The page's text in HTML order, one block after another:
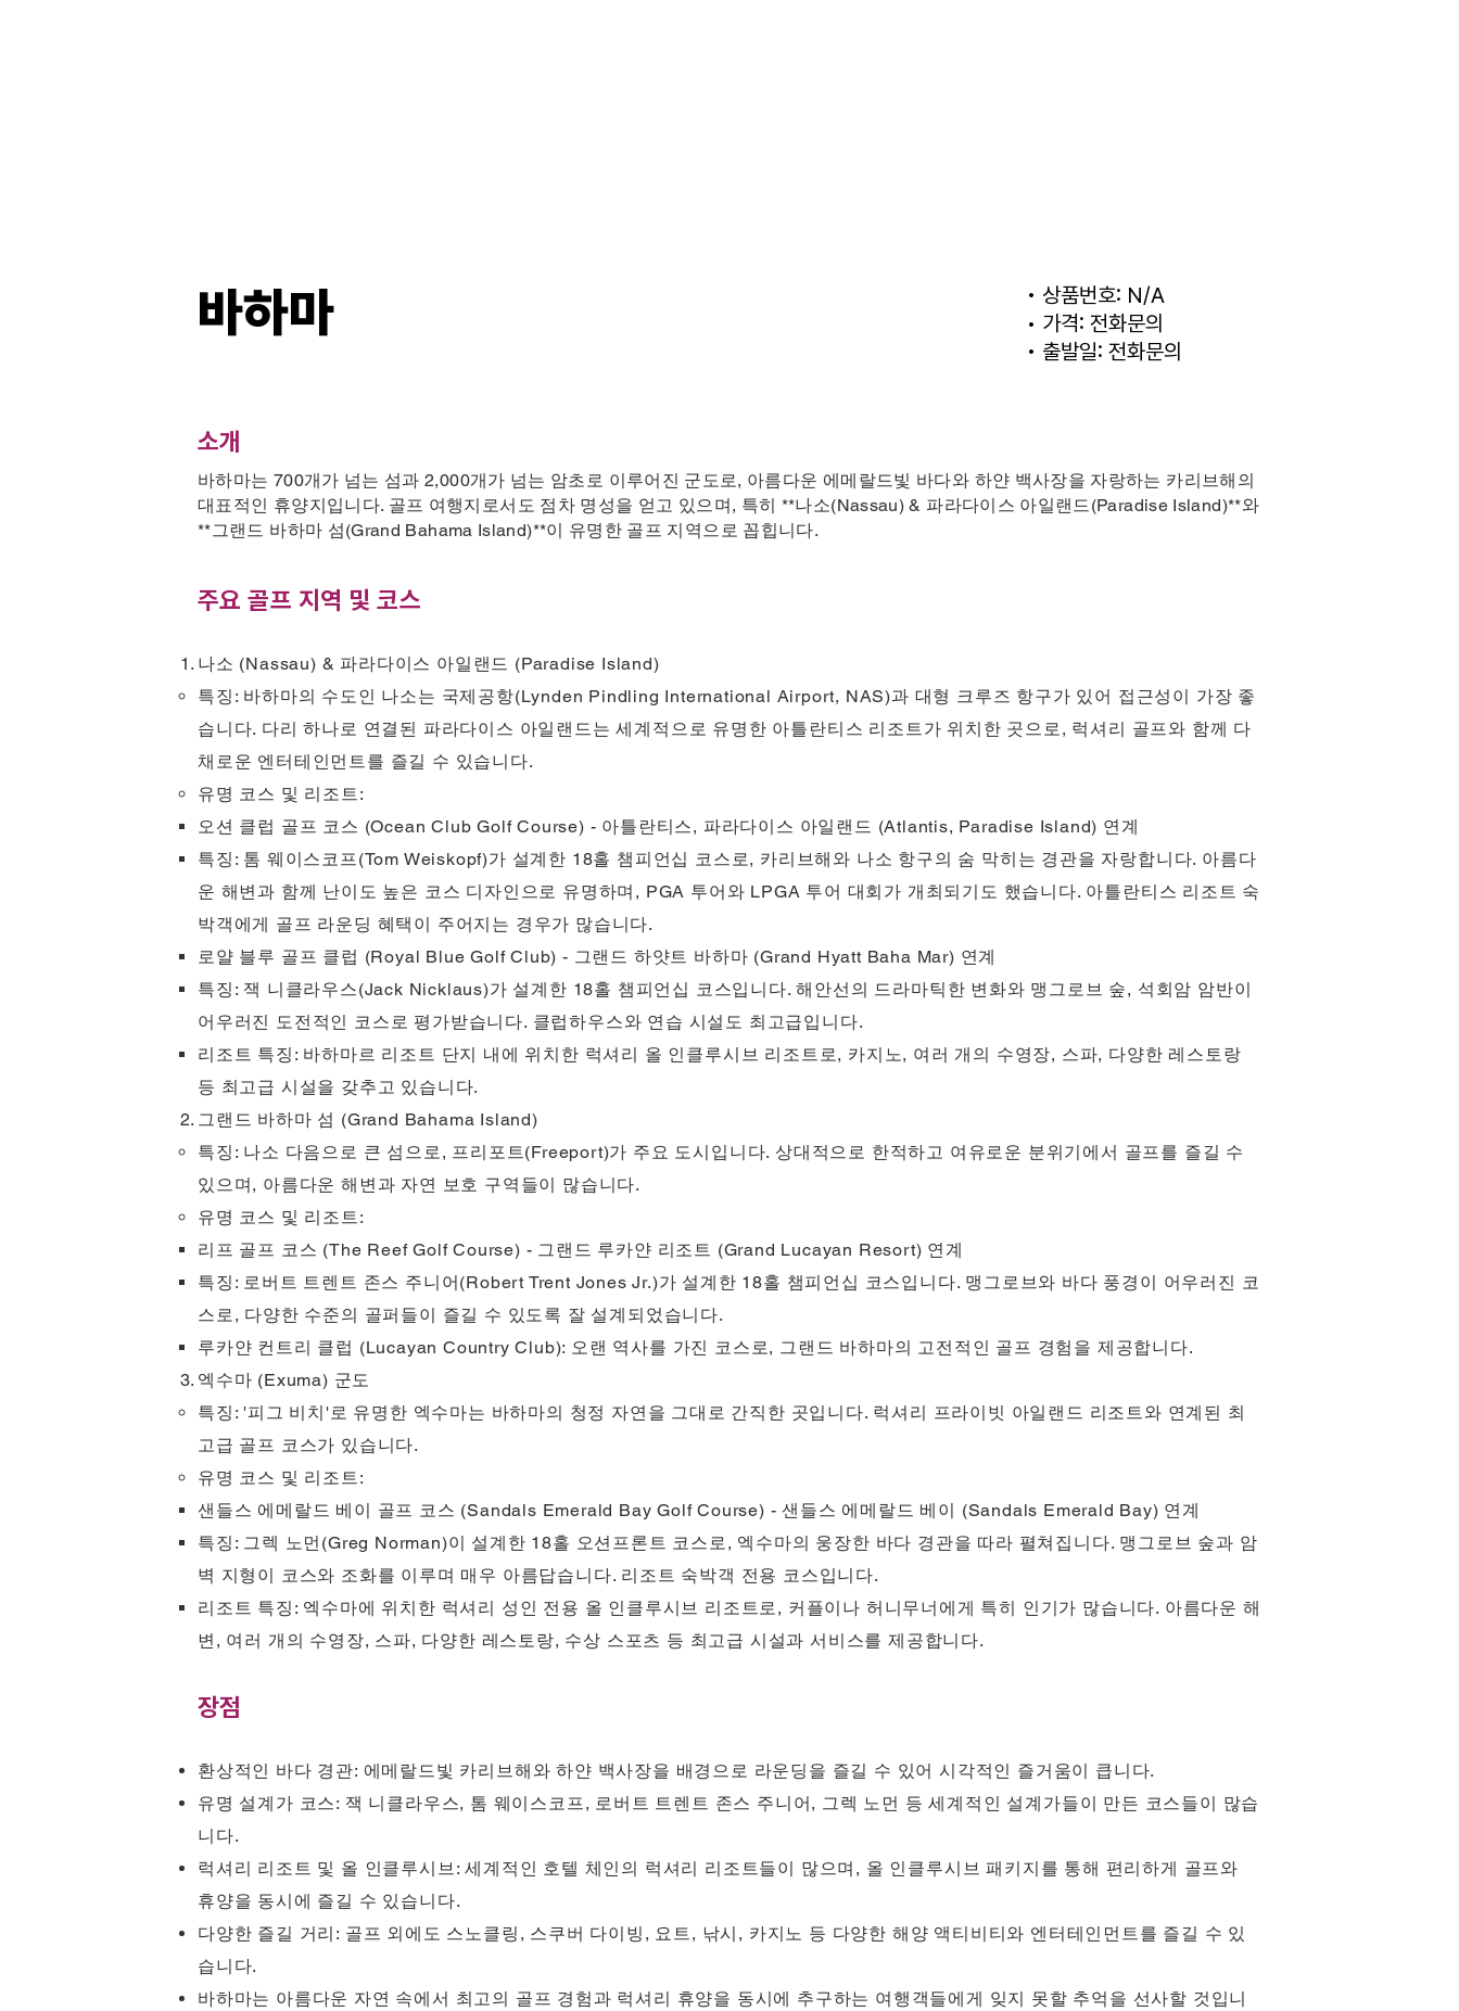
바하마
• 상품번호: N/A
• 가격: 전화문의
• 출발일: 전화문의
소개
바하마는 700개가 넘는 섬과 2,000개가 넘는 암초로 이루어진 군도로, 아름다운 에메랄드빛 바다와 하얀 백사장을 자랑하는 카리브해의
대표적인 휴양지입니다. 골프 여행지로서도 점차 명성을 얻고 있으며, 특히 **나소(Nassau) & 파라다이스 아일랜드(Paradise Island)**와
**그랜드 바하마 섬(Grand Bahama Island)**이 유명한 골프 지역으로 꼽힙니다.
주요 골프 지역 및 코스
나소 (Nassau) & 파라다이스 아일랜드 (Paradise Island)
특징: 바하마의 수도인 나소는 국제공항(Lynden Pindling International Airport, NAS)과 대형 크루즈 항구가 있어 접근성이 가장 좋
습니다. 다리 하나로 연결된 파라다이스 아일랜드는 세계적으로 유명한 아틀란티스 리조트가 위치한 곳으로, 럭셔리 골프와 함께 다
채로운 엔터테인먼트를 즐길 수 있습니다.
유명 코스 및 리조트:
오션 클럽 골프 코스 (Ocean Club Golf Course) - 아틀란티스, 파라다이스 아일랜드 (Atlantis, Paradise Island) 연계
특징: 톰 웨이스코프(Tom Weiskopf)가 설계한 18홀 챔피언십 코스로, 카리브해와 나소 항구의 숨 막히는 경관을 자랑합니다. 아름다
운 해변과 함께 난이도 높은 코스 디자인으로 유명하며, PGA 투어와 LPGA 투어 대회가 개최되기도 했습니다. 아틀란티스 리조트 숙
박객에게 골프 라운딩 혜택이 주어지는 경우가 많습니다.
로얄 블루 골프 클럽 (Royal Blue Golf Club) - 그랜드 하얏트 바하마 (Grand Hyatt Baha Mar) 연계
특징: 잭 니클라우스(Jack Nicklaus)가 설계한 18홀 챔피언십 코스입니다. 해안선의 드라마틱한 변화와 맹그로브 숲, 석회암 암반이
어우러진 도전적인 코스로 평가받습니다. 클럽하우스와 연습 시설도 최고급입니다.
리조트 특징: 바하마르 리조트 단지 내에 위치한 럭셔리 올 인클루시브 리조트로, 카지노, 여러 개의 수영장, 스파, 다양한 레스토랑
등 최고급 시설을 갖추고 있습니다.
그랜드 바하마 섬 (Grand Bahama Island)
특징: 나소 다음으로 큰 섬으로, 프리포트(Freeport)가 주요 도시입니다. 상대적으로 한적하고 여유로운 분위기에서 골프를 즐길 수
있으며, 아름다운 해변과 자연 보호 구역들이 많습니다.
유명 코스 및 리조트:
리프 골프 코스 (The Reef Golf Course) - 그랜드 루카얀 리조트 (Grand Lucayan Resort) 연계
특징: 로버트 트렌트 존스 주니어(Robert Trent Jones Jr.)가 설계한 18홀 챔피언십 코스입니다. 맹그로브와 바다 풍경이 어우러진 코
스로, 다양한 수준의 골퍼들이 즐길 수 있도록 잘 설계되었습니다.
루카얀 컨트리 클럽 (Lucayan Country Club): 오랜 역사를 가진 코스로, 그랜드 바하마의 고전적인 골프 경험을 제공합니다.
엑수마 (Exuma) 군도
특징: '피그 비치'로 유명한 엑수마는 바하마의 청정 자연을 그대로 간직한 곳입니다. 럭셔리 프라이빗 아일랜드 리조트와 연계된 최
고급 골프 코스가 있습니다.
유명 코스 및 리조트:
샌들스 에메랄드 베이 골프 코스 (Sandals Emerald Bay Golf Course) - 샌들스 에메랄드 베이 (Sandals Emerald Bay) 연계
특징: 그렉 노먼(Greg Norman)이 설계한 18홀 오션프론트 코스로, 엑수마의 웅장한 바다 경관을 따라 펼쳐집니다. 맹그로브 숲과 암
벽 지형이 코스와 조화를 이루며 매우 아름답습니다. 리조트 숙박객 전용 코스입니다.
리조트 특징: 엑수마에 위치한 럭셔리 성인 전용 올 인클루시브 리조트로, 커플이나 허니무너에게 특히 인기가 많습니다. 아름다운 해
변, 여러 개의 수영장, 스파, 다양한 레스토랑, 수상 스포츠 등 최고급 시설과 서비스를 제공합니다.
장점
환상적인 바다 경관: 에메랄드빛 카리브해와 하얀 백사장을 배경으로 라운딩을 즐길 수 있어 시각적인 즐거움이 큽니다.
유명 설계가 코스: 잭 니클라우스, 톰 웨이스코프, 로버트 트렌트 존스 주니어, 그렉 노먼 등 세계적인 설계가들이 만든 코스들이 많습
니다.
럭셔리 리조트 및 올 인클루시브: 세계적인 호텔 체인의 럭셔리 리조트들이 많으며, 올 인클루시브 패키지를 통해 편리하게 골프와
휴양을 동시에 즐길 수 있습니다.
다양한 즐길 거리: 골프 외에도 스노클링, 스쿠버 다이빙, 요트, 낚시, 카지노 등 다양한 해양 액티비티와 엔터테인먼트를 즐길 수 있
습니다.
바하마는 아름다운 자연 속에서 최고의 골프 경험과 럭셔리 휴양을 동시에 추구하는 여행객들에게 잊지 못할 추억을 선사할 것입니